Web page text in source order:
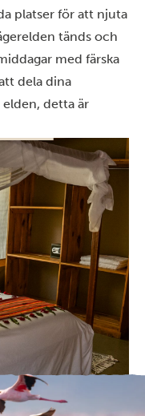
platser för att njuta
tänds och
med färska
dela dina
detta är